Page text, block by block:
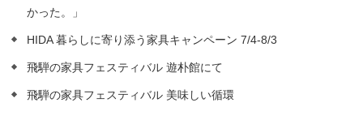
かった。」
HIDA 暮らしに寄り添う家具キャンペーン 7/4-8/3
飛騨の家具フェスティバル 遊朴館にて
飛騨の家具フェスティバル 美味しい循環